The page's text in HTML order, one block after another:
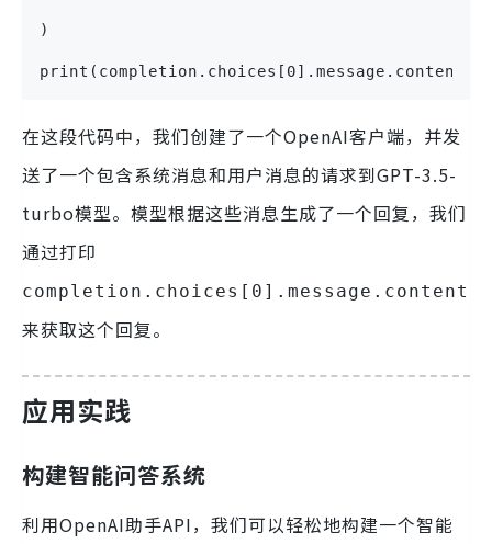
)
print(completion.choices[0].message.content)
在这段代码中，我们创建了一个OpenAI客户端，并发
送了一个包含系统消息和用户消息的请求到GPT-3.5-
turbo模型。模型根据这些消息生成了一个回复，我们
通过打印
completion.choices[0].message.content
来获取这个回复。
应用实践
构建智能问答系统
利用OpenAI助手API，我们可以轻松地构建一个智能